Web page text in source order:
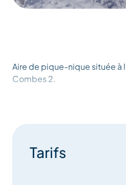
Aire de pique-nique située à
Combes 2.
Tarifs